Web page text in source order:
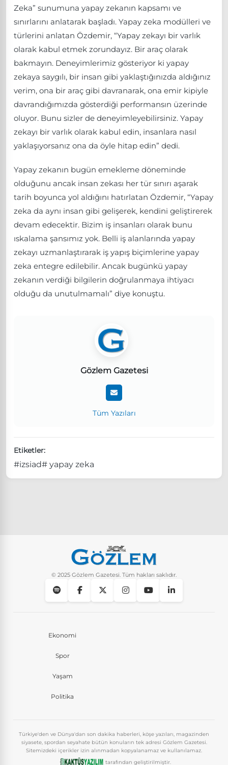
Zeka” sunumuna yapay zekanın kapsamı ve
sınırlarını anlatarak başladı. Yapay zeka modülleri ve
türlerini anlatan Özdemir, “Yapay zekayı bir varlık
olarak kabul etmek zorundayız. Bir araç olarak
bakmayın. Deneyimlerimiz gösteriyor ki yapay
zekaya saygılı, bir insan gibi yaklaştığınızda aldığınız
verim, ona bir araç gibi davranarak, ona emir kipiyle
davrandığımızda gösterdiği performansın üzerinde
oluyor. Bunu sizler de deneyimleyebilirsiniz. Yapay
zekayı bir varlık olarak kabul edin, insanlara nasıl
yaklaşıyorsanız ona da öyle hitap edin” dedi.
Yapay zekanın bugün emekleme döneminde
olduğunu ancak insan zekası her tür sınırı aşarak
tarih boyunca yol aldığını hatırlatan Özdemir, “Yapay
zeka da aynı insan gibi gelişerek, kendini geliştirerek
devam edecektir. Bizim iş insanları olarak bunu
ıskalama şansımız yok. Belli iş alanlarında yapay
zekayı uzmanlaştırarak iş yapış biçimlerine yapay
zeka entegre edilebilir. Ancak bugünkü yapay
zekanın verdiği bilgilerin doğrulanmaya ihtiyacı
olduğu da unutulmamalı” diye konuştu.
Gözlem Gazetesi
Tüm Yazıları
Etiketler:
#izsiad# yapay zeka
© 2025 Gözlem Gazetesi. Tüm hakları saklıdır.
Ekonomi
Spor
Yaşam
Politika
Türkiye'den ve Dünya'dan son dakika haberleri, köşe yazıları, magazinden
siyasete, spordan seyahate bütün konuların tek adresi Gözlem Gazetesi.
Sitemizdeki içerikler izin alınmadan kopyalanamaz ve kullanılamaz.
tarafından geliştirilmiştir.